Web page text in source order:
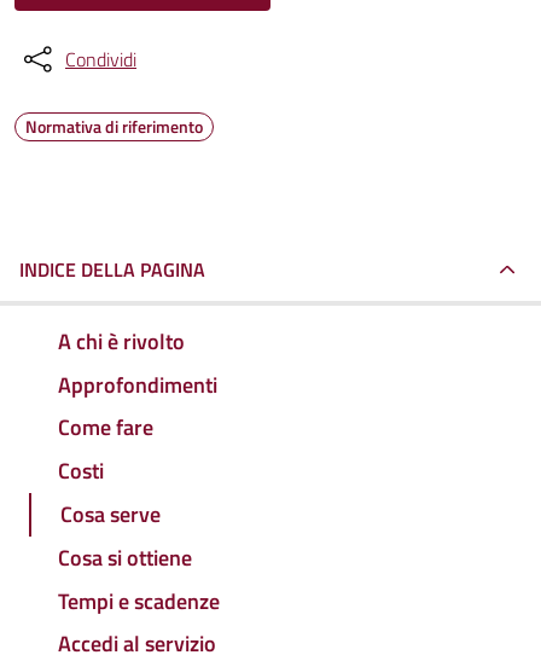
Condividi
Normativa di riferimento
INDICE DELLA PAGINA
A chi è rivolto
Approfondimenti
Come fare
Costi
Cosa serve
Cosa si ottiene
Tempi e scadenze
Accedi al servizio